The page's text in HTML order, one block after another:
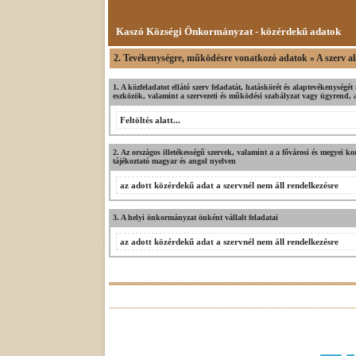
Kaszó Községi Önkormányzat - közérdekű adatok
2. Tevékenységre, működésre vonatkozó adatok » A szerv
1. A közfeladatot ellátó szerv feladatát, hatáskörét és
eszközök, valamint a szervezeti és működési szabályzat vagy ügyrend,
Feltöltés alatt...
2. Az országos illetékességű szervek, valamint a a fővárosi és megyei
tájékoztató magyar és angol nyelven
az adott közérdekű adat a szervnél nem áll rendelkezésre
3. A helyi önkormányzat önként vállalt feladatai
az adott közérdekű adat a szervnél nem áll rendelkezésre